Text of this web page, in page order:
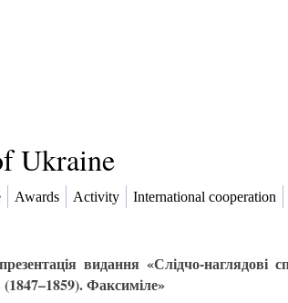
Ukraine
Awards Activity International cooperation
видання «Слідчо-
(1847–1859). Факсиміле»